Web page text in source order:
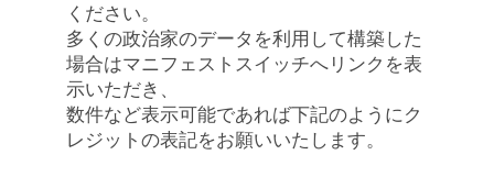
ください。
多くの政治家のデータを利用して構築した
場合はマニフェストスイッチへリンクを表
示いただき、
数件など表示可能であれば下記のようにク
レジットの表記をお願いいたします。